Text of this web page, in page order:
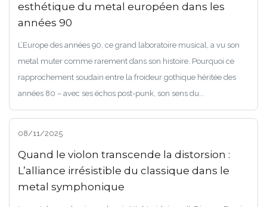
esthétique du metal européen dans les
années 90
L’Europe des années 90, ce grand laboratoire musical, a vu son
metal muter comme rarement dans son histoire. Pourquoi ce
rapprochement soudain entre la froideur gothique héritée des
années 80 – avec ses échos post-punk, son sens du...
08/11/2025
Quand le violon transcende la distorsion :
L’alliance irrésistible du classique dans le
metal symphonique